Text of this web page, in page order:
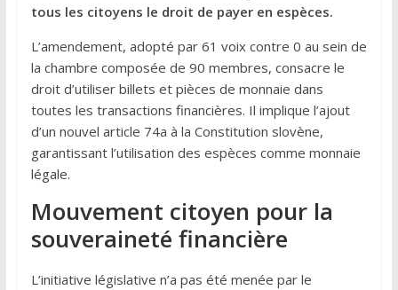
tous les citoyens le droit de payer en espèces.
L’amendement, adopté par 61 voix contre 0 au sein de
la chambre composée de 90 membres, consacre le
droit d’utiliser billets et pièces de monnaie dans
toutes les transactions financières. Il implique l’ajout
d’un nouvel article 74a à la Constitution slovène,
garantissant l’utilisation des espèces comme monnaie
légale.
Mouvement citoyen pour la
souveraineté financière
L’initiative législative n’a pas été menée par le